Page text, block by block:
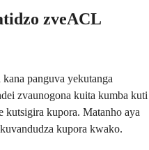
zveACL
panguva yekutanga
zvaunogona kuita kumba kuti
kutsigira kupora. Matanho aya
kupora kwako.